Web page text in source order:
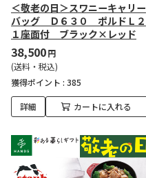
＜敬老の日＞スワニーキャリー
バッグ Ｄ６３０ ポルドＬ２
１座面付 ブラック×レッド
38,500円
(送料・税込)
獲得ポイント : 385
詳細 カートに入れる